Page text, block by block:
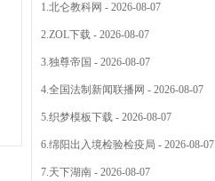
1.北仑教科网 - 2026-08-07
2.ZOL下载 - 2026-08-07
3.独尊帝国 - 2026-08-07
4.全国法制新闻联播网 - 2026-08-07
5.织梦模板下载 - 2026-08-07
6.绵阳出入境检验检疫局 - 2026-08-07
7.天下湖南 - 2026-08-07